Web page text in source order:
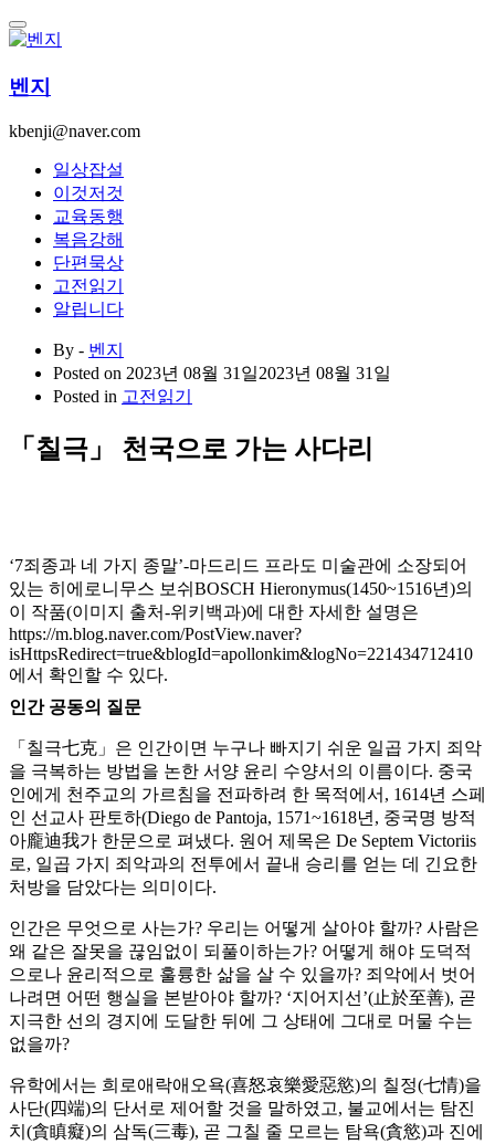
콘
텐
로
너
벤지
kbenji@naver.com
일상잡설
이것저것
교육동행
복음강해
단편묵상
고전읽기
알립니다
By - 벤지
Posted on 2023년 08월 31일2023년 08월 31일
Posted in 고전읽기
「칠극」 천국으로 가는 사다리
‘7죄종과 네 가지 종말’-마드리드 프라도 미술관에 소장되어
있는 히에로니무스 보쉬BOSCH Hieronymus(1450~1516년)의
이 작품(이미지 출처-위키백과)에 대한 자세한 설명은
https://m.blog.naver.com/PostView.naver?
isHttpsRedirect=true&blogId=apollonkim&logNo=221434712410
에서 확인할 수 있다.
인간 공동의 질문
「칠극七克」은 인간이면 누구나 빠지기 쉬운 일곱 가지 죄악
을 극복하는 방법을 논한 서양 윤리 수양서의 이름이다. 중국
인에게 천주교의 가르침을 전파하려 한 목적에서, 1614년 스페
인 선교사 판토하(Diego de Pantoja, 1571~1618년, 중국명 방적
아龐迪我가 한문으로 펴냈다. 원어 제목은 De Septem Victoriis
로, 일곱 가지 죄악과의 전투에서 끝내 승리를 얻는 데 긴요한
처방을 담았다는 의미이다.
인간은 무엇으로 사는가? 우리는 어떻게 살아야 할까? 사람은
왜 같은 잘못을 끊임없이 되풀이하는가? 어떻게 해야 도덕적
으로나 윤리적으로 훌륭한 삶을 살 수 있을까? 죄악에서 벗어
나려면 어떤 행실을 본받아야 할까? ‘지어지선’(止於至善), 곧
지극한 선의 경지에 도달한 뒤에 그 상태에 그대로 머물 수는
없을까?
유학에서는 희로애락애오욕(喜怒哀樂愛惡慾)의 칠정(七情)을
사단(四端)의 단서로 제어할 것을 말하였고, 불교에서는 탐진
치(貪瞋癡)의 삼독(三毒), 곧 그칠 줄 모르는 탐욕(貪慾)과 진에